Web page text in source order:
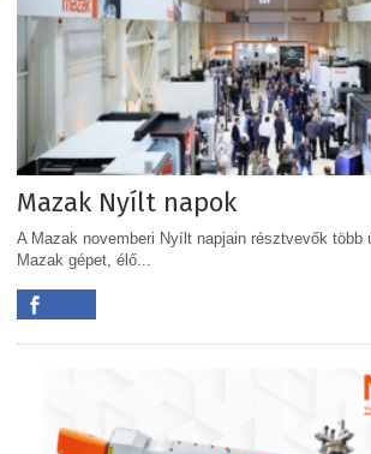
Mazak Nyílt napok
A Mazak novemberi Nyílt napjain résztvevők több
Mazak gépet, élő...